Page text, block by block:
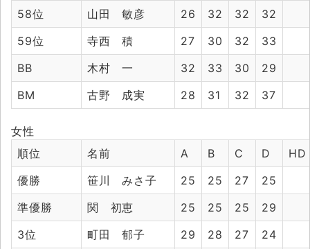
58位
山田 敏彦 26 32 32
32
59位
寺西 積 27 30 32
33
BB
木村 一 32 33 30
29
BM
古野 成実 28 31 32 37
女性
順位
名前 A B C D
HD
優勝
笹川 みさ子 25 25 27
25
準優勝
関 初恵 25 25 25
29
3位
町田 郁子 29 28 27
24